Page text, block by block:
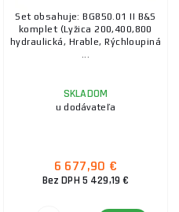
Set obsahuje: BG850.01 II B&S
komplet (Lyžica 200,400,800
hydraulická, Hrable, Rýchloupiná
...
SKLADOM
u dodávateľa
6 677,90 €
Bez DPH 5 429,19 €